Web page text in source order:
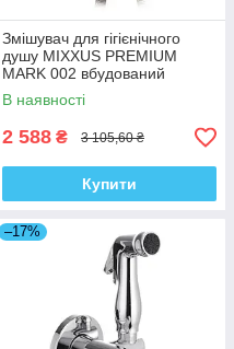
Змішувач для гігієнічного
душу MIXXUS PREMIUM
MARK 002 вбудований
(BRONZE) (MI5981)
В наявності
2 588 ₴ 3 105,60 ₴
Купити
–17%